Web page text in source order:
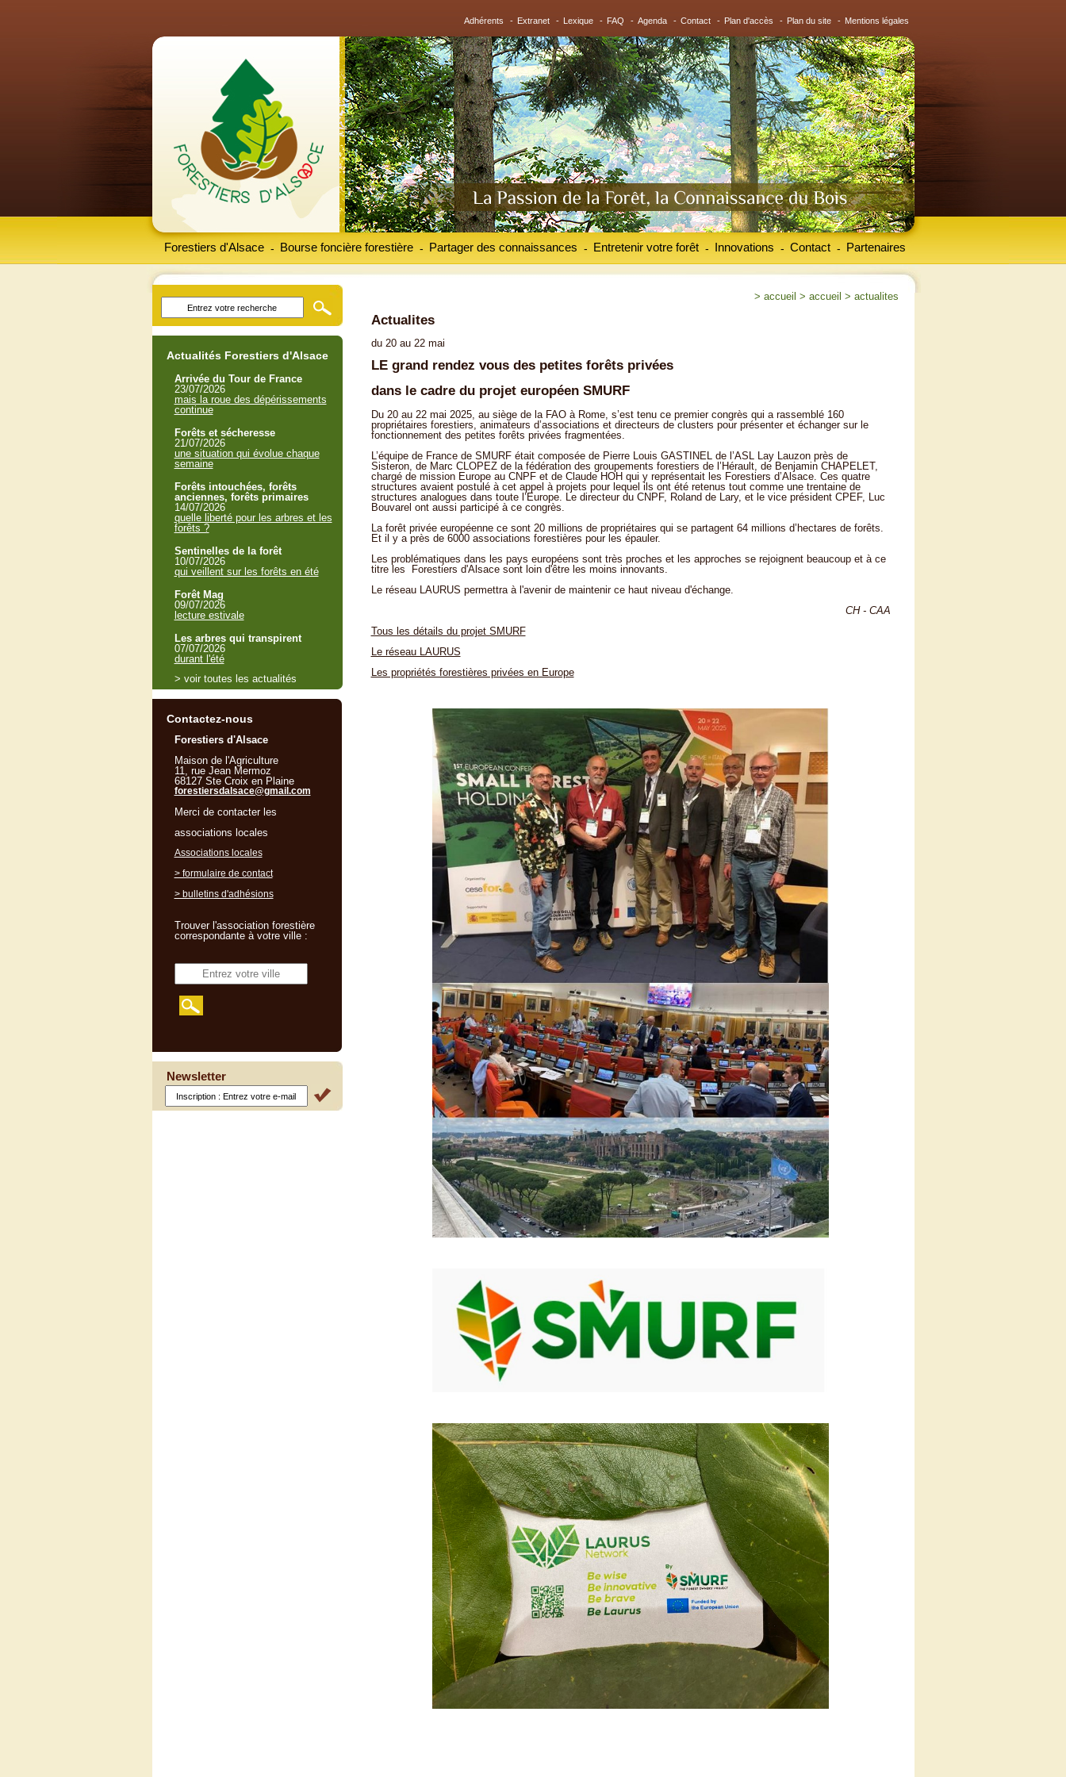
Adhérents - Extranet - Lexique - FAQ - Agenda - Contact - Plan d'accès - Plan du site - Mentions légales
Forestiers d'Alsace Bourse foncière forestière
- Partager des connaissances
- Entretenir votre forêt
- Innovations
- Contact
- Partenaires
-
> accueil > accueil > actualites
Actualites
du 20 au 22 mai
LE grand rendez vous des petites forêts privées
dans le cadre du projet européen SMURF
Du 20 au 22 mai 2025, au siège de la FAO à Rome, s’est tenu ce premier congrès qui a rassemblé 160
propriétaires forestiers, animateurs d’associations et directeurs de clusters pour présenter et échanger sur le
fonctionnement des petites forêts privées fragmentées.
L’équipe de France de SMURF était composée de Pierre Louis GASTINEL de l’ASL Lay Lauzon près de
Sisteron, de Marc CLOPEZ de la fédération des groupements forestiers de l’Hérault, de Benjamin CHAPELET,
chargé de mission Europe au CNPF et de Claude HOH qui y représentait les Forestiers d’Alsace. Ces quatre
structures avaient postulé à cet appel à projets pour lequel ils ont été retenus tout comme une trentaine de
structures analogues dans toute l’Europe. Le directeur du CNPF, Roland de Lary, et le vice président CPEF, Luc
Bouvarel ont aussi participé à ce congrès.
La forêt privée européenne ce sont 20 millions de propriétaires qui se partagent 64 millions d’hectares de forêts.
Et il y a près de 6000 associations forestières pour les épauler.
Les problématiques dans les pays européens sont très proches et les approches se rejoignent beaucoup et à ce
titre les Forestiers d'Alsace sont loin d'être les moins innovants.
Le réseau LAURUS permettra à l'avenir de maintenir ce haut niveau d'échange.
CH - CAA
Tous les détails du projet SMURF
Le réseau LAURUS
Les propriétés forestières privées en Europe
Actualités Forestiers d'Alsace
Arrivée du Tour de France
23/07/2026
mais la roue des dépérissements
continue
Forêts et sécheresse
21/07/2026
une situation qui évolue chaque
semaine
Forêts intouchées, forêts
anciennes, forêts primaires
14/07/2026
quelle liberté pour les arbres et les
forêts ?
Sentinelles de la forêt
10/07/2026
qui veillent sur les forêts en été
Forêt Mag
09/07/2026
lecture estivale
Les arbres qui transpirent
07/07/2026
durant l'été
> voir toutes les actualités
Contactez-nous
Forestiers d'Alsace
Maison de l'Agriculture
11, rue Jean Mermoz
68127 Ste Croix en Plaine
forestiersdalsace@gmail.com
Merci de contacter les
associations locales
Associations locales
> formulaire de contact
> bulletins d'adhésions
Trouver l'association forestière
correspondante à votre ville :
Newsletter